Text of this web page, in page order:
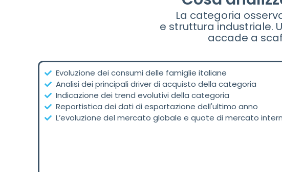
La categoria
e struttura industriale.
accade a
Evoluzione dei consumi delle famiglie italiane
Analisi dei principali driver di acquisto della categoria
Indicazione dei trend evolutivi della categoria
Reportistica dei dati di esportazione dell'ultimo anno
L’evoluzione del mercato globale e quote di mercato